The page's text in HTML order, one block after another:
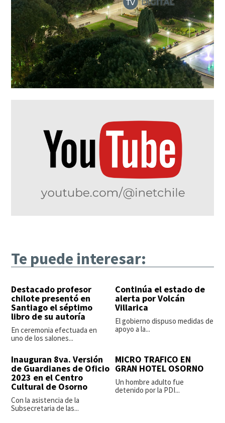
Te puede interesar:
Destacado profesor
chilote presentó en
Santiago el séptimo
libro de su autoría
En ceremonia efectuada en
uno de los salones...
Continúa el estado de
alerta por Volcán
Villarica
El gobierno dispuso medidas de
apoyo a la...
Inauguran 8va. Versión
de Guardianes de Oficio
2023 en el Centro
Cultural de Osorno
Con la asistencia de la
Subsecretaria de las...
MICRO TRAFICO EN
GRAN HOTEL OSORNO
Un hombre adulto fue
detenido por la PDI...